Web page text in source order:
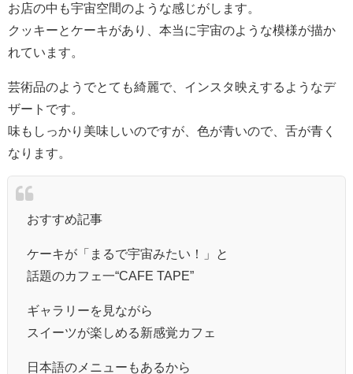
お店の中も宇宙空間のような感じがします。
クッキーとケーキがあり、本当に宇宙のような模様が描か
れています。
芸術品のようでとても綺麗で、インスタ映えするようなデ
ザートです。
味もしっかり美味しいのですが、色が青いので、舌が青く
なります。
おすすめ記事
ケーキが「まるで宇宙みたい！」と
話題のカフェ一“CAFE TAPE”
ギャラリーを見ながら
スイーツが楽しめる新感覚カフェ
日本語のメニューもあるから